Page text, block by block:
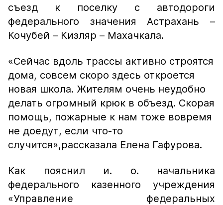
съезд к поселку с автодороги
федерального значения Астрахань –
Кочубей – Кизляр – Махачкала.
«Сейчас вдоль трассы активно строятся
дома, совсем скоро здесь откроется
новая школа. Жителям очень неудобно
делать огромный крюк в объезд. Скорая
помощь, пожарные к нам тоже вовремя
не доедут, если что-то
случится»,рассказала Елена Гафурова.
Как пояснил и. о. начальника
федерального казенного учреждения
«Управление федеральных